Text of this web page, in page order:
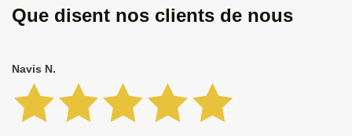
Que disent nos clients de nous
Navis N.